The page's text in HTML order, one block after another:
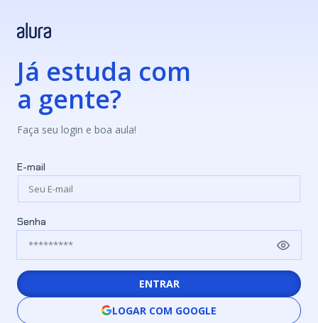
Já estuda com
a gente?
Faça seu login e boa aula!
E-mail
Senha
ENTRAR
LOGAR COM GOOGLE